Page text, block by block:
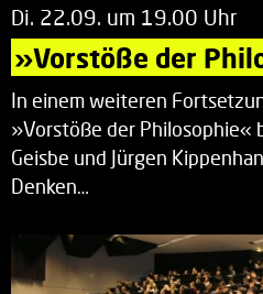
Di. 22.09. um 19.00 Uhr
»Vorstöße der
In einem weiteren
»Vorstöße der Philosophie«
Geisbe und Jürgen
Denken…